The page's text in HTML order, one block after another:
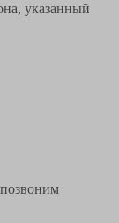
указанный